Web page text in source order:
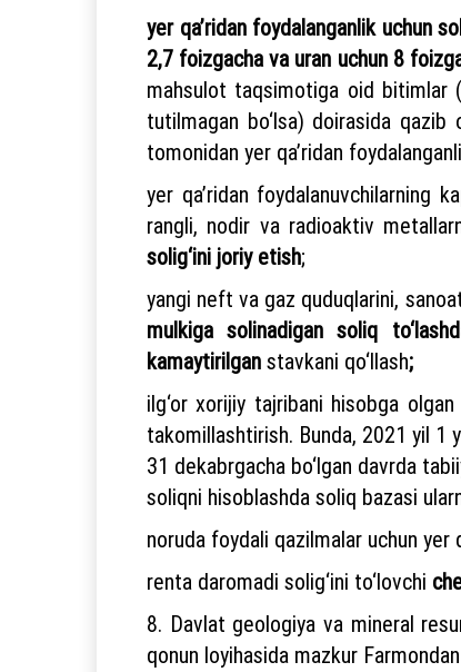
yer qa’ridan foydalanganlik uchun
2,7 foizgacha va uran uchun 8
mahsulot taqsimotiga oid bitimlar
tutilmagan bo‘lsa) doirasida
tomonidan yer qa’ridan
yer qa’ridan foydalanuvchilarning
rangli, nodir va radioaktiv
solig‘ini joriy etish;
yangi neft va gaz quduqlarini,
mulkiga solinadigan soliq
kamaytirilgan stavkani qo‘llash;
ilg‘or xorijiy tajribani hisobga
takomillashtirish. Bunda, 2021 yil 1
31 dekabrgacha bo‘lgan davrda
soliqni hisoblashda soliq bazasi
noruda foydali qazilmalar uchun yer
renta daromadi solig‘ini to‘lovchi
8. Davlat geologiya va mineral
qonun loyihasida mazkur